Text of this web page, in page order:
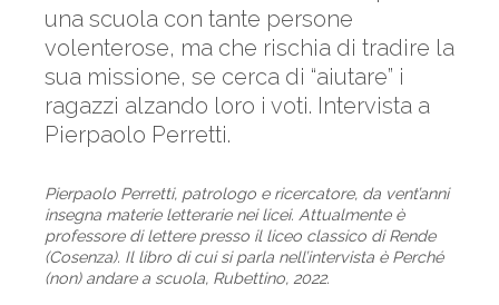
una scuola con tante persone
volenterose, ma che rischia di tradire la
sua missione, se cerca di “aiutare” i
ragazzi alzando loro i voti. Intervista a
Pierpaolo Perretti.
Pierpaolo Perretti, patrologo e ricercatore, da vent’anni
insegna materie letterarie nei licei. Attualmente è
professore di lettere presso il liceo classico di Rende
(Cosenza). Il libro di cui si parla nell’intervista è Perché
(non) andare a scuola, Rubettino, 2022.